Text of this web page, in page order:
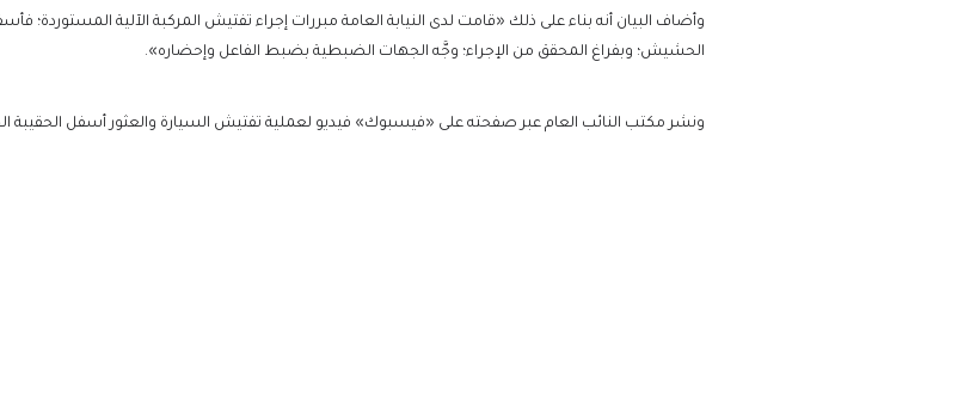
وأضاف البيان أنه بناء على ذلك «قامت لدى النيابة العامة مبررات إجراء تفتيش المركبة الآلية
الحشيش؛ وبفراغ المحقق من الإجراء؛ وجَّه الجهات الضبطية بضبط الفاعل وإحضاره».
ونشر مكتب النائب العام عبر صفحته على «فيسبوك» فيديو لعملية تفتيش السيارة والعثور أسفل